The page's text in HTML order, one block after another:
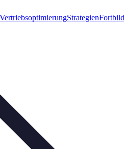
VertriebsoptimierungStrategien